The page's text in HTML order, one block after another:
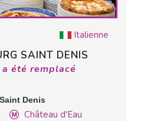
Italienne
SAINT DENIS
été remplacé
Denis
Château d'Eau